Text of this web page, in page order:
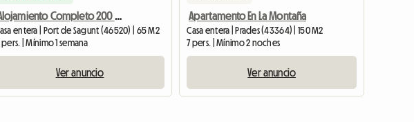
Alojamiento Completo 200 Metros De La Playa
entera | Port de Sagunt (46520) | 65 M2
pers. | Mínimo 1 semana
Ver anuncio
Apartamento En La Montaña
Casa entera | Prades (43364) | 150 M2
7 pers. | Mínimo 2 noches
Ver anuncio